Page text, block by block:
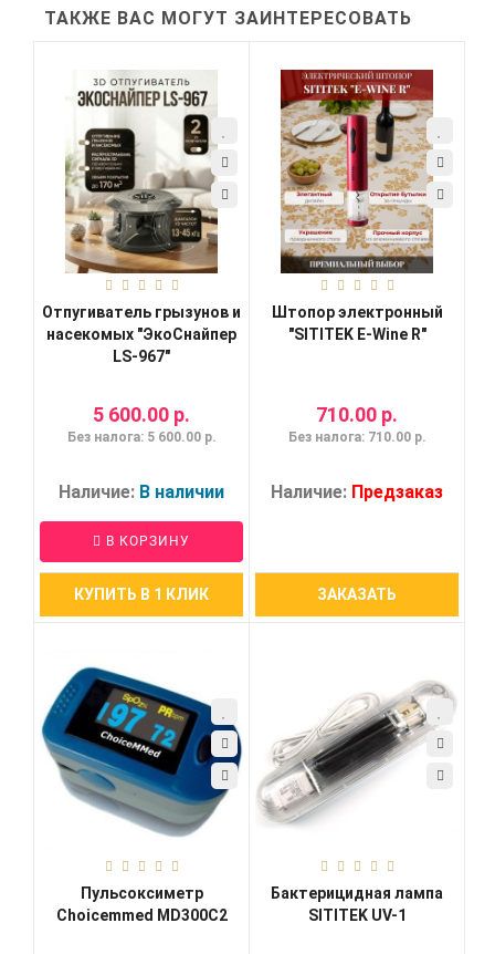
ТАКЖЕ ВАС МОГУТ ЗАИНТЕРЕСОВАТЬ
Отпугиватель грызунов и
насекомых "ЭкоСнайпер
LS-967"
5 600.00 р.
Без налога: 5 600.00 р.
Наличие: В наличии
В КОРЗИНУ
КУПИТЬ В 1 КЛИК
Штопор электронный
"SITITEK E-Wine R"
710.00 р.
Без налога: 710.00 р.
Наличие: Предзаказ
ЗАКАЗАТЬ
Пульсоксиметр
Choicemmed MD300C2
Бактерицидная лампа
SITITEK UV-1